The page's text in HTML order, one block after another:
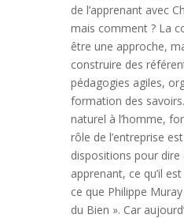
de l’apprenant avec
mais comment ? La
être une approche,
construire des
pédagogies agiles,
formation des
naturel à l’homme,
rôle de l’entreprise
dispositions pour dire
apprenant, ce qu’il
ce que Philippe
du Bien ». Car